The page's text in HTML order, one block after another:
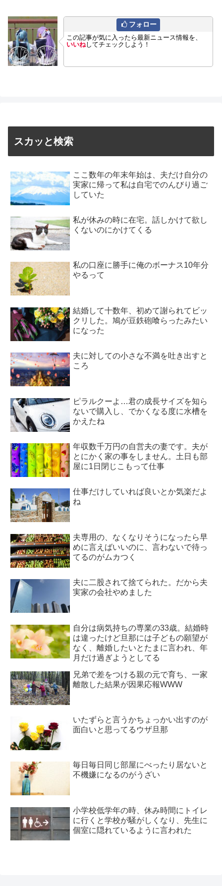
フォロー
この記事が気に入ったら最新ニュース情報を、
いいねしてチェックしよう！
スカッと検索
ここ数年の年末年始は、夫だけ自分の
実家に帰って私は自宅でのんびり過ご
していた
私が休みの時に在宅。話しかけて欲し
くないのにかけてくる
私の口座に勝手に俺のボーナス10年分
やるって
結婚して十数年、初めて謝られてビッ
クリした。鳩が豆鉄砲喰らったみたい
になった
夫に対しての小さな不満を吐き出すと
ころ
ピラルクーよ…君の成長サイズを知ら
ないで購入し、でかくなる度に水槽を
かえたね
年収数千万円の自営夫の妻です。夫が
とにかく家の事をしません。土日も部
屋に1日閉じこもって仕事
仕事だけしていれば良いとか気楽だよ
ね
夫専用の、なくなりそうになったら早
めに言えばいいのに、言わないで待っ
てるのがムカつく
夫に二股されて捨てられた。だから夫
実家の会社やめました
自分は病気持ちの専業の33歳。結婚時
は違ったけど旦那には子どもの願望が
なく、離婚したいとたまに言われ、年
月だけ過ぎようとしてる
兄弟で差をつける親の元で育ち、一家
離散した結果が因果応報WWW
いたずらと言うかちょっかい出すのが
面白いと思ってるウザ旦那
毎日毎日同じ部屋にべったり居ないと
不機嫌になるのがうざい
小学校低学年の時、休み時間にトイレ
に行くと学校が騒がしくなり、先生に
個室に隠れているように言われた